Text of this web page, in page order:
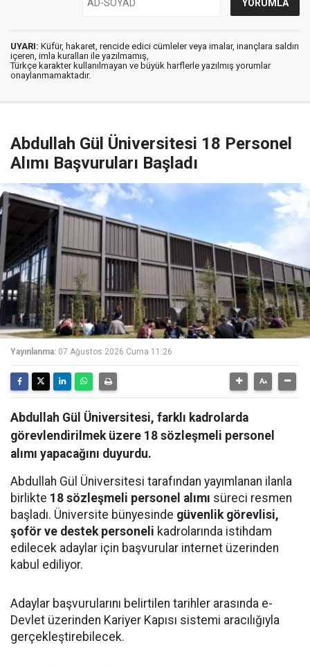
UYARI: Küfür, hakaret, rencide edici cümleler veya imalar, inançlara saldırı
içeren, imla kuralları ile yazılmamış,
Türkçe karakter kullanılmayan ve büyük harflerle yazılmış yorumlar
onaylanmamaktadır.
Abdullah Gül Üniversitesi 18 Personel
Alımı Başvuruları Başladı
Yayınlanma: 07 Ağustos 2026 Cuma 11:26
Abdullah Gül Üniversitesi, farklı kadrolarda
görevlendirilmek üzere 18 sözleşmeli personel
alımı yapacağını duyurdu.
Abdullah Gül Üniversitesi tarafından yayımlanan ilanla
birlikte 18 sözleşmeli personel alımı süreci resmen
başladı. Üniversite bünyesinde güvenlik görevlisi,
şoför ve destek personeli kadrolarında istihdam
edilecek adaylar için başvurular internet üzerinden
kabul ediliyor.
Adaylar başvurularını belirtilen tarihler arasında e-
Devlet üzerinden Kariyer Kapısı sistemi aracılığıyla
gerçekleştirebilecek.